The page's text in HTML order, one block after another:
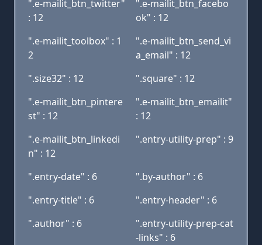
".e-mailit_btn_twitter"
: 12
".e-mailit_btn_facebo
ok" : 12
".e-mailit_toolbox" : 1
2
".e-mailit_btn_send_vi
a_email" : 12
".size32" : 12
".square" : 12
".e-mailit_btn_pintere
st" : 12
".e-mailit_btn_emailit"
: 12
".e-mailit_btn_linkedi
n" : 12
".entry-utility-prep" : 9
".entry-date" : 6
".by-author" : 6
".entry-title" : 6
".entry-header" : 6
".author" : 6
".entry-utility-prep-cat
-links" : 6